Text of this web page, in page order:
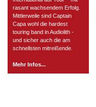
rasant wachsendem Erfolg.
Mittlerweile sind Captain
Capa wohl die hardest
touring band in Audiolith -
und sicher auch die am
schnellsten mitreißende.
Mehr Infos...